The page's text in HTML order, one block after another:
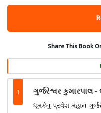
Share This Book
1 ગુર્જરેશ્વર કુમારપાલ -
ધૂમકેતુ પ્રવેશ મહાન